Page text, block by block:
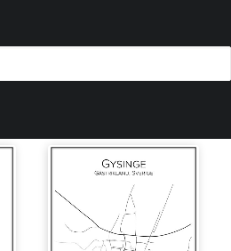
Sörby